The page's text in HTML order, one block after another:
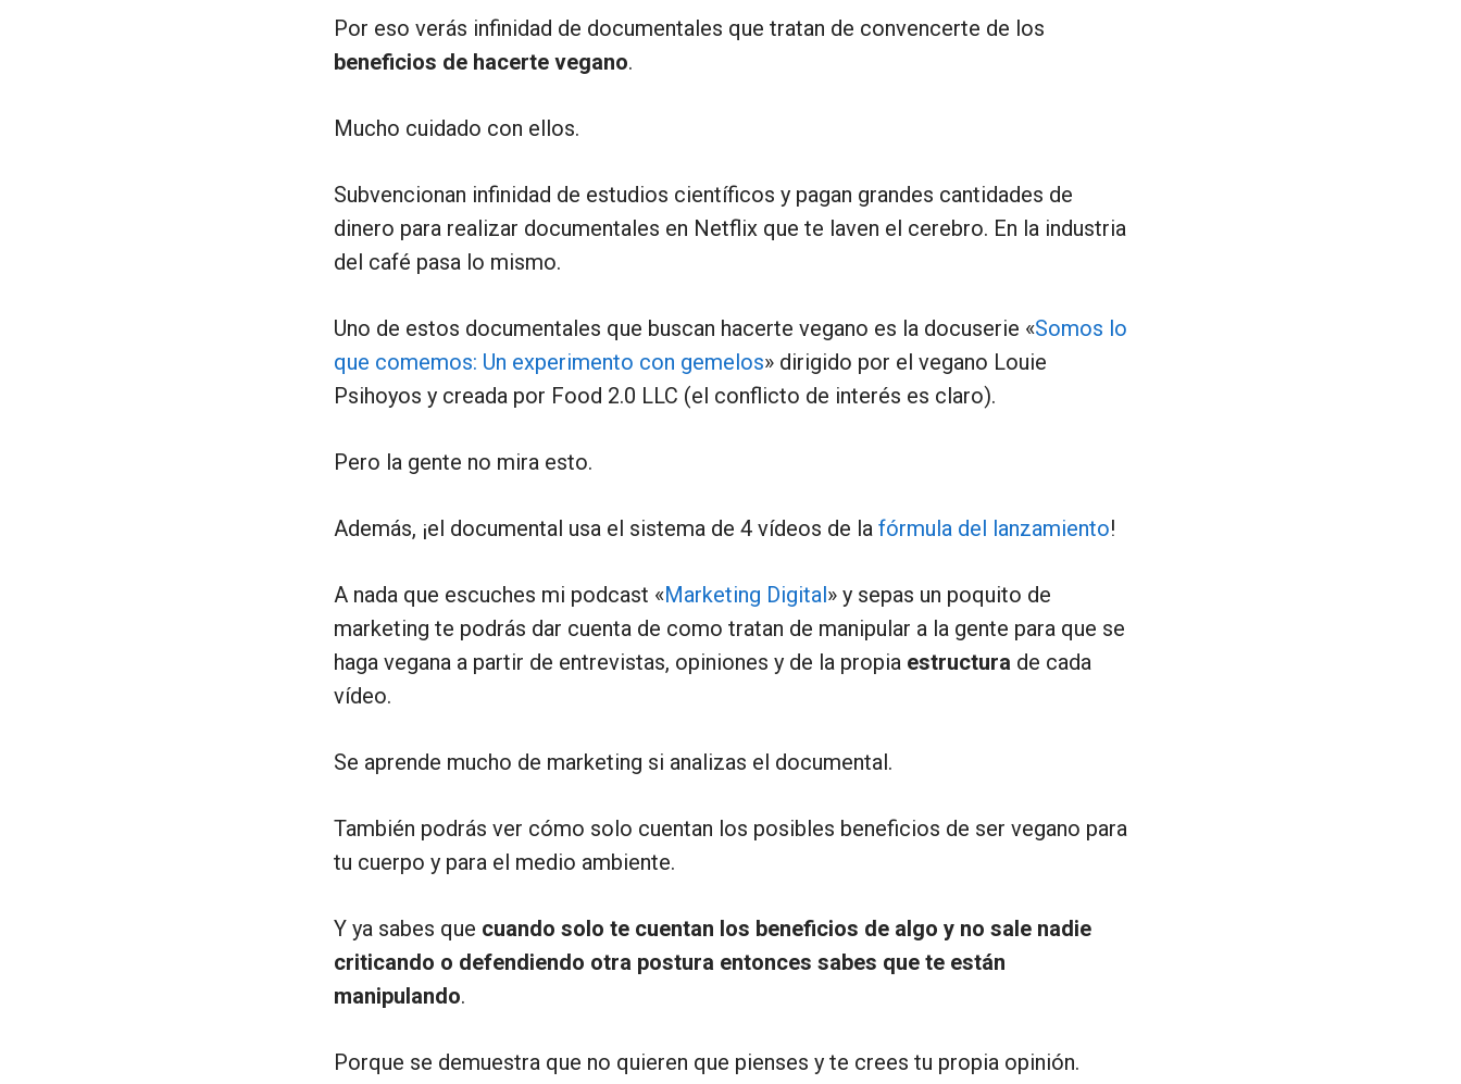
Por eso verás infinidad de documentales que tratan de convencerte de los
beneficios de hacerte vegano.
Mucho cuidado con ellos.
Subvencionan infinidad de estudios científicos y pagan grandes cantidades de
dinero para realizar documentales en Netflix que te laven el cerebro. En la industria
del café pasa lo mismo.
Uno de estos documentales que buscan hacerte vegano es la docuserie «Somos lo
que comemos: Un experimento con gemelos» dirigido por el vegano Louie
Psihoyos y creada por Food 2.0 LLC (el conflicto de interés es claro).
Pero la gente no mira esto.
Además, ¡el documental usa el sistema de 4 vídeos de la fórmula del lanzamiento!
A nada que escuches mi podcast «Marketing Digital» y sepas un poquito de
marketing te podrás dar cuenta de como tratan de manipular a la gente para que se
haga vegana a partir de entrevistas, opiniones y de la propia estructura de cada
vídeo.
Se aprende mucho de marketing si analizas el documental.
También podrás ver cómo solo cuentan los posibles beneficios de ser vegano para
tu cuerpo y para el medio ambiente.
Y ya sabes que cuando solo te cuentan los beneficios de algo y no sale nadie
criticando o defendiendo otra postura entonces sabes que te están
manipulando.
Porque se demuestra que no quieren que pienses y te crees tu propia opinión.